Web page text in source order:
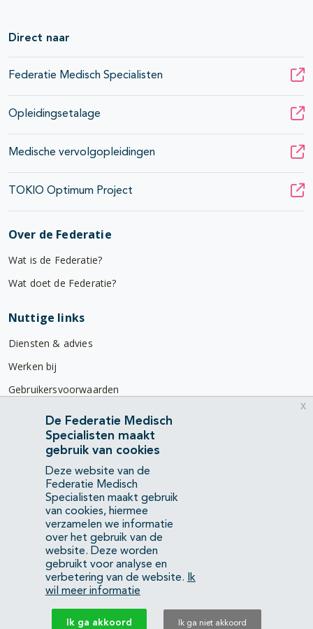
Direct naar
Federatie Medisch Specialisten
Opleidingsetalage
Medische vervolgopleidingen
TOKIO Optimum Project
Over de Federatie
Wat is de Federatie?
Wat doet de Federatie?
Nuttige links
Diensten & advies
Werken bij
Gebruikersvoorwaarden
Privacyverklaring
Contact
Mercatorlaan 1200
3528 BL Utrecht
(088) 505 34 34
info@richtlijnendatabase.nl
YouTubeLinkedIn
KvK Federatie Medisch Specialisten:40483480
De Federatie Medisch
Specialisten maakt
gebruik van cookies
Deze website van de
Federatie Medisch
Specialisten maakt gebruik
van cookies, hiermee
verzamelen we informatie
over het gebruik van de
website. Deze worden
gebruikt voor analyse en
verbetering van de website.
Ik
wil meer informatie
Ik ga akkoord Ik ga niet akkoord
x